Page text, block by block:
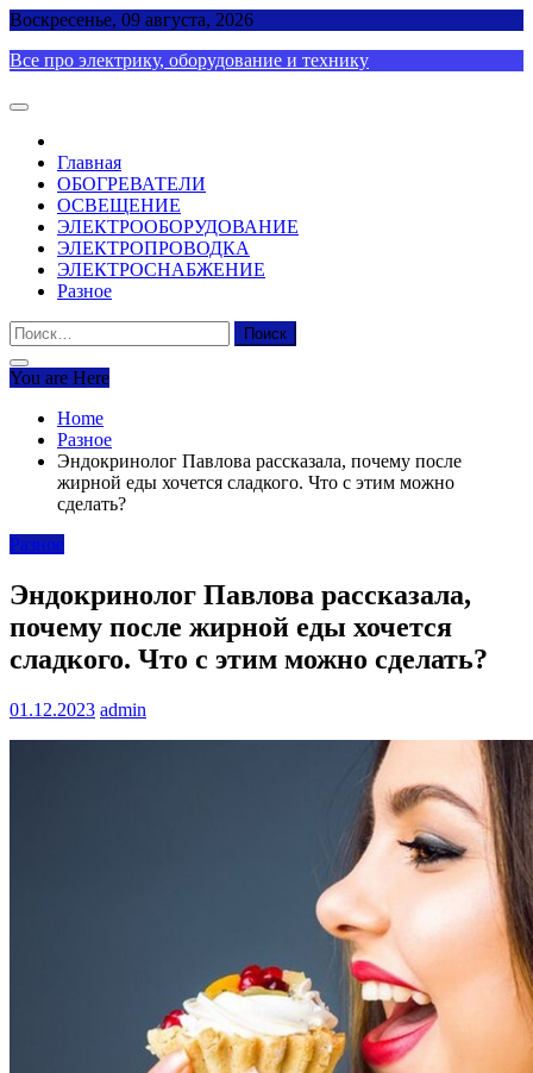
Skip
content
Воскресенье, 09 августа, 2026
Все про электрику, оборудование и технику
Главная
ОБОГРЕВАТЕЛИ
ОСВЕЩЕНИЕ
ЭЛЕКТРООБОРУДОВАНИЕ
ЭЛЕКТРОПРОВОДКА
ЭЛЕКТРОСНАБЖЕНИЕ
Разное
Найти:
You are Here
Home
Разное
Эндокринолог Павлова рассказала, почему после
жирной еды хочется сладкого. Что с этим можно
сделать?
Разное
Эндокринолог Павлова рассказала,
почему после жирной еды хочется
сладкого. Что с этим можно сделать?
01.12.2023 admin